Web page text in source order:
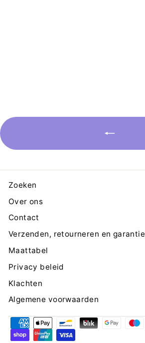
Zoeken
Over ons
Contact
Verzenden, retourneren en garantie
Maattabel
Privacy beleid
Klachten
Algemene voorwaarden